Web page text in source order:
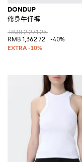
DONDUP
修身牛仔裤
RMB 2,271.25
RMB 1,362.72
-40%